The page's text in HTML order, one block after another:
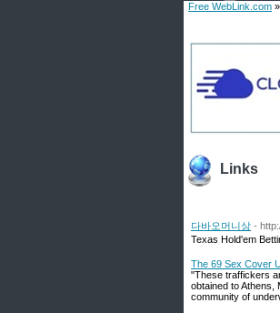
Free WebLink.com »
Links
다바오머니상 -
Texas Hold'em
The 69 Sex Cover
"These traffickers
obtained to Athens,
community of